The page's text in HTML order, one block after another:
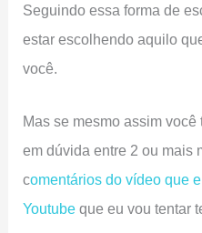
Seguindo essa forma de
estar escolhendo aquilo
você.
Mas se mesmo assim
em dúvida entre 2 ou mais
comentários do vídeo que
Youtube que eu vou tentar